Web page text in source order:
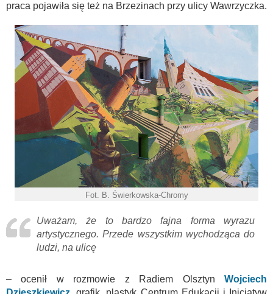
praca pojawiła się też na Brzezinach przy ulicy Wawrzyczka.
Fot. B. Świerkowska-Chromy
Uważam, że to bardzo fajna forma wyrazu
artystycznego. Przede wszystkim wychodząca do
ludzi, na ulicę
– ocenił w rozmowie z Radiem Olsztyn Wojciech